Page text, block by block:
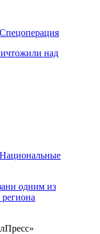
Спецоперация
над
Национальные
одним из